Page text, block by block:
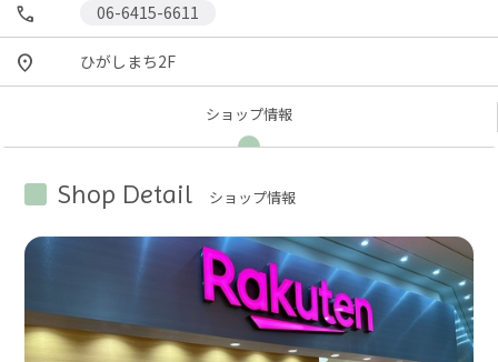
06-6415-6611
ひがしまち2F
ショップ情報
Shop Detail ショップ情報